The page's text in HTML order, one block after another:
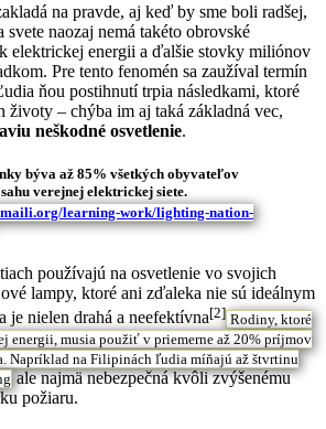
na pravde, aj keď by sme boli radšej,
naozaj nemá takéto obrovské
elektrickej energii a ďalšie stovky miliónov
Pre tento fenomén sa zaužíval termín
ňou postihnutí trpia následkami, ktoré
– chýba im aj taká základná vec,
neškodné osvetlenie.
býva až 85% všetkých obyvateľov
verejnej elektrickej siete.
learning-work/lighting-nation-
používajú na osvetlenie vo svojich
lampy, ktoré ani zďaleka nie sú ideálnym
je nielen drahá a neefektívna[2] Rodiny, ktoré
energii, musia použiť v priemerne až 20% príjmov
Napríklad na Filipinách ľudia míňajú až štvrtinu
ale najmä nebezpečná kvôli zvýšenému
požiaru.